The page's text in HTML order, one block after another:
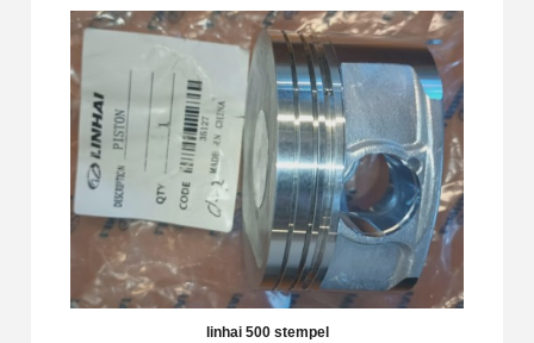
linhai 500 stempel